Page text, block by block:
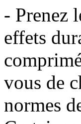
- Prenez
effets
vous de
normes